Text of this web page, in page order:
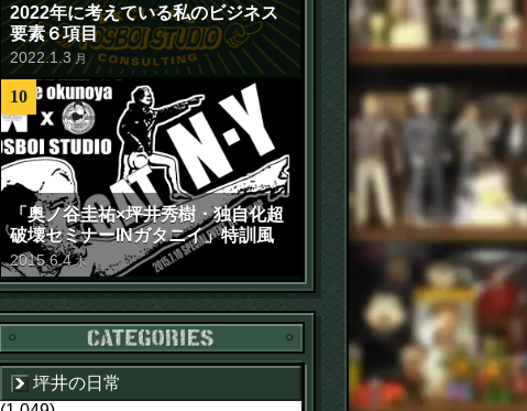
2022年に考えている私のビジネス
要素６項目
2022.1 .3 月
10
「奥ノ谷圭祐×坪井秀樹・独自化超
破壊セミナーINガタニイ」特訓風
景動画（苦笑）
2015.6.4 木
カテゴリー
坪井の日常